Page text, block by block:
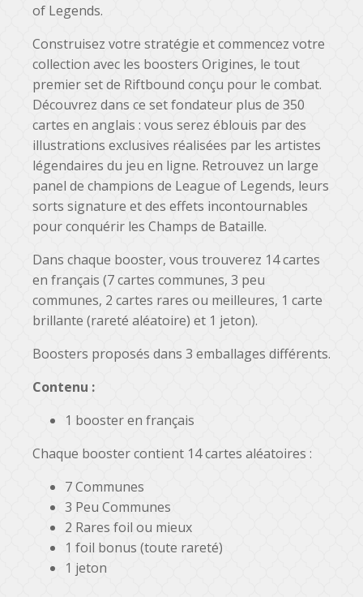
of Legends.
Construisez votre stratégie et commencez votre
collection avec les boosters Origines, le tout
premier set de Riftbound conçu pour le combat.
Découvrez dans ce set fondateur plus de 350
cartes en anglais : vous serez éblouis par des
illustrations exclusives réalisées par les artistes
légendaires du jeu en ligne. Retrouvez un large
panel de champions de League of Legends, leurs
sorts signature et des effets incontournables
pour conquérir les Champs de Bataille.
Dans chaque booster, vous trouverez 14 cartes
en français (7 cartes communes, 3 peu
communes, 2 cartes rares ou meilleures, 1 carte
brillante (rareté aléatoire) et 1 jeton).
Boosters proposés dans 3 emballages différents.
Contenu :
1 booster en français
Chaque booster contient 14 cartes aléatoires :
7 Communes
3 Peu Communes
2 Rares foil ou mieux
1 foil bonus (toute rareté)
1 jeton